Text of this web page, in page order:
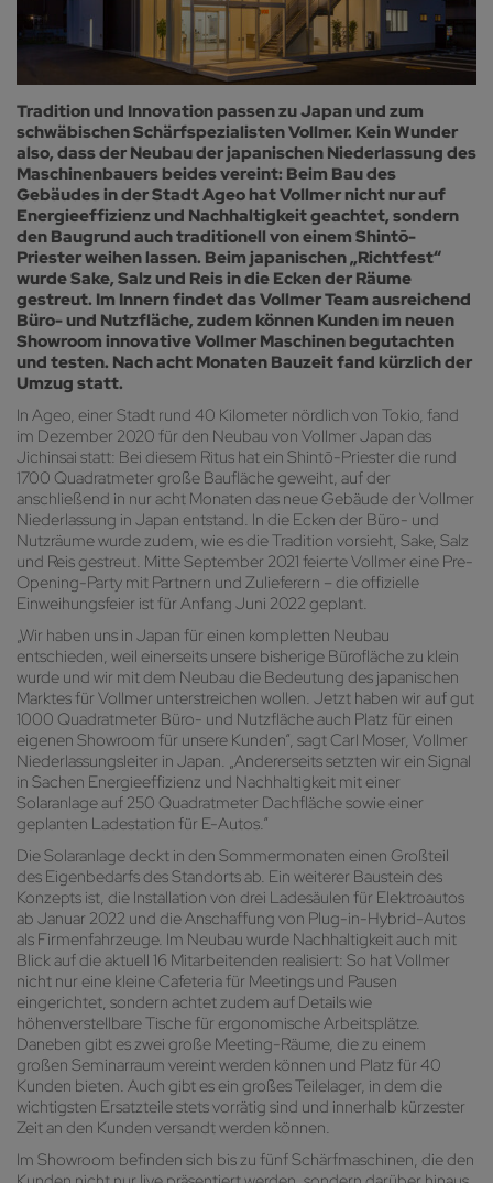
Tradition und Innovation passen zu Japan und zum
schwäbischen Schärfspezialisten Vollmer. Kein Wunder
also, dass der Neubau der japanischen Niederlassung des
Maschinenbauers beides vereint: Beim Bau des
Gebäudes in der Stadt Ageo hat Vollmer nicht nur auf
Energieeffizienz und Nachhaltigkeit geachtet, sondern
den Baugrund auch traditionell von einem Shintō-
Priester weihen lassen. Beim japanischen „Richtfest“
wurde Sake, Salz und Reis in die Ecken der Räume
gestreut. Im Innern findet das Vollmer Team ausreichend
Büro- und Nutzfläche, zudem können Kunden im neuen
Showroom innovative Vollmer Maschinen begutachten
und testen. Nach acht Monaten Bauzeit fand kürzlich der
Umzug statt.
In Ageo, einer Stadt rund 40 Kilometer nördlich von Tokio, fand
im Dezember 2020 für den Neubau von Vollmer Japan das
Jichinsai statt: Bei diesem Ritus hat ein Shintō-Priester die rund
1700 Quadratmeter große Baufläche geweiht, auf der
anschließend in nur acht Monaten das neue Gebäude der Vollmer
Niederlassung in Japan entstand. In die Ecken der Büro- und
Nutzräume wurde zudem, wie es die Tradition vorsieht, Sake, Salz
und Reis gestreut. Mitte September 2021 feierte Vollmer eine Pre-
Opening-Party mit Partnern und Zulieferern – die offizielle
Einweihungsfeier ist für Anfang Juni 2022 geplant.
„Wir haben uns in Japan für einen kompletten Neubau
entschieden, weil einerseits unsere bisherige Bürofläche zu klein
wurde und wir mit dem Neubau die Bedeutung des japanischen
Marktes für Vollmer unterstreichen wollen. Jetzt haben wir auf gut
1000 Quadratmeter Büro- und Nutzfläche auch Platz für einen
eigenen Showroom für unsere Kunden“, sagt Carl Moser, Vollmer
Niederlassungsleiter in Japan. „Andererseits setzten wir ein Signal
in Sachen Energieeffizienz und Nachhaltigkeit mit einer
Solaranlage auf 250 Quadratmeter Dachfläche sowie einer
geplanten Ladestation für E-Autos.“
Die Solaranlage deckt in den Sommermonaten einen Großteil
des Eigenbedarfs des Standorts ab. Ein weiterer Baustein des
Konzepts ist, die Installation von drei Ladesäulen für Elektroautos
ab Januar 2022 und die Anschaffung von Plug-in-Hybrid-Autos
als Firmenfahrzeuge. Im Neubau wurde Nachhaltigkeit auch mit
Blick auf die aktuell 16 Mitarbeitenden realisiert: So hat Vollmer
nicht nur eine kleine Cafeteria für Meetings und Pausen
eingerichtet, sondern achtet zudem auf Details wie
höhenverstellbare Tische für ergonomische Arbeitsplätze.
Daneben gibt es zwei große Meeting-Räume, die zu einem
großen Seminarraum vereint werden können und Platz für 40
Kunden bieten. Auch gibt es ein großes Teilelager, in dem die
wichtigsten Ersatzteile stets vorrätig sind und innerhalb kürzester
Zeit an den Kunden versandt werden können.
Im Showroom befinden sich bis zu fünf Schärfmaschinen, die den